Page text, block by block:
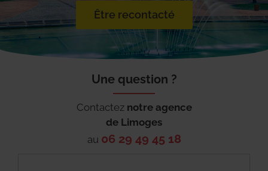
Être recontacté
Une question ?
Contactez notre agence
de Limoges
au 06 29 49 45 18